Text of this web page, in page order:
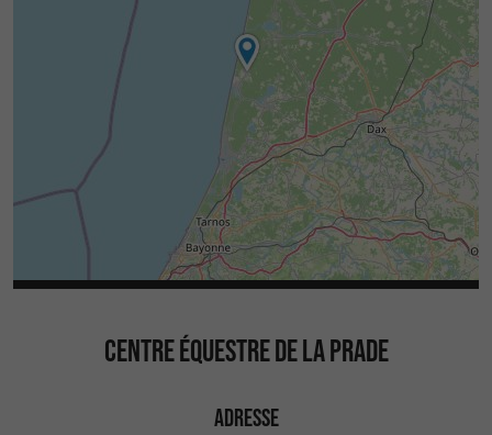
CENTRE ÉQUESTRE DE LA PRADE
ADRESSE